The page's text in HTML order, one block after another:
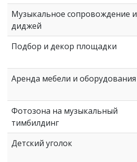
Музыкальное сопровождение и
диджей
Подбор и декор площадки
Аренда мебели и оборудования
Фотозона на музыкальный
тимбилдинг
Детский уголок